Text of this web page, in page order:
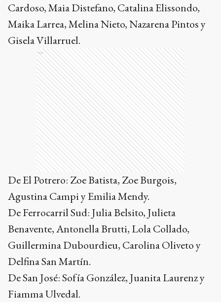
Cardoso, Maia Distefano, Catalina Elissondo,
Maika Larrea, Melina Nieto, Nazarena Pintos y
Gisela Villarruel.
Ads
De El Potrero: Zoe Batista, Zoe Burgois,
Agustina Campi y Emilia Mendy.
De Ferrocarril Sud: Julia Belsito, Julieta
Benavente, Antonella Brutti, Lola Collado,
Guillermina Dubourdieu, Carolina Oliveto y
Delfina San Martín.
De San José: Sofía González, Juanita Laurenz y
Fiamma Ulvedal.